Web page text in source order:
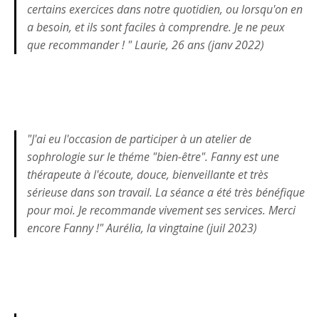
certains exercices dans notre quotidien, ou lorsqu'on en
a besoin, et ils sont faciles à comprendre. Je ne peux
que recommander ! " Laurie, 26 ans (janv 2022)
"J'ai eu l'occasion de participer à un atelier de
sophrologie sur le théme "bien-être". Fanny est une
thérapeute à l'écoute, douce, bienveillante et très
sérieuse dans son travail. La séance a été très bénéfique
pour moi. Je recommande vivement ses services. Merci
encore Fanny !" Aurélia, la vingtaine (juil 2023)